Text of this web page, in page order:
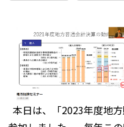
本日は、「2023年度地